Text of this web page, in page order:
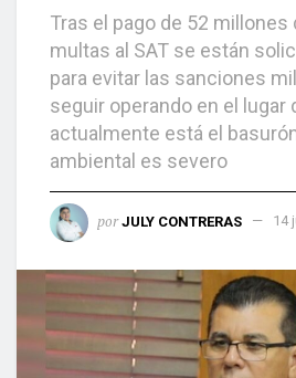
Tras el pago de 52
multas al SAT se están
para evitar las sanciones
seguir operando en el lugar
actualmente está el
ambiental es severo
por JULY CONTRERAS 14